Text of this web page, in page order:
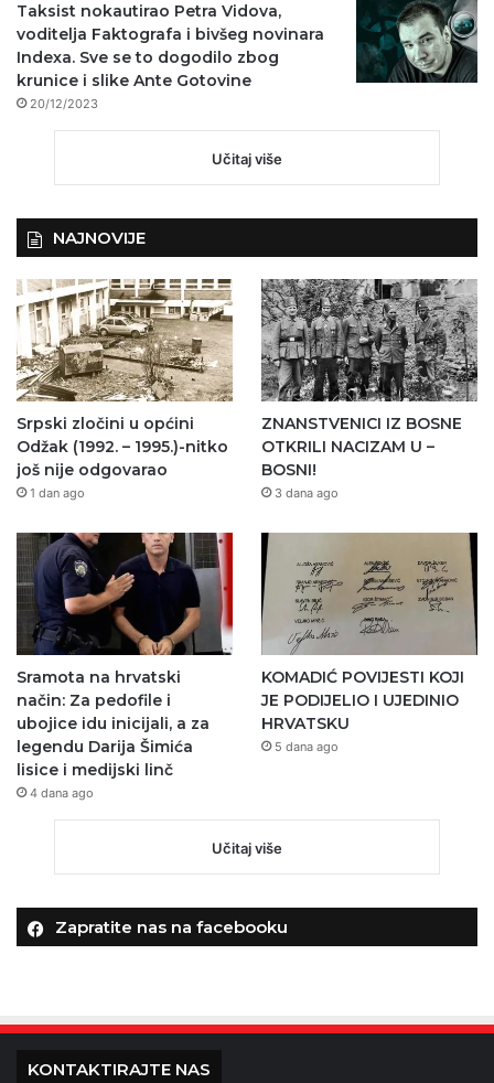
Taksist nokautirao Petra Vidova,
voditelja Faktografa i bivšeg novinara
Indexa. Sve se to dogodilo zbog
krunice i slike Ante Gotovine
20/12/2023
Učitaj više
NAJNOVIJE
Srpski zločini u općini
Odžak (1992. – 1995.)-nitko
još nije odgovarao
1 dan ago
ZNANSTVENICI IZ BOSNE
OTKRILI NACIZAM U –
BOSNI!
3 dana ago
Sramota na hrvatski
način: Za pedofile i
ubojice idu inicijali, a za
legendu Darija Šimića
lisice i medijski linč
4 dana ago
KOMADIĆ POVIJESTI KOJI
JE PODIJELIO I UJEDINIO
HRVATSKU
5 dana ago
Učitaj više
Zapratite nas na facebooku
KONTAKTIRAJTE NAS